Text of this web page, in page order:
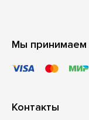
Мы принимаем
Контакты